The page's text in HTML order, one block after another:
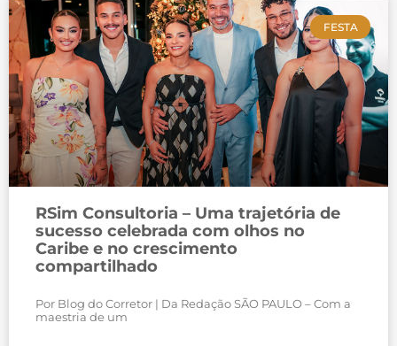
FESTA
RSim Consultoria – Uma trajetória de
sucesso celebrada com olhos no
Caribe e no crescimento
compartilhado
Por Blog do Corretor | Da Redação SÃO PAULO – Com a
maestria de um